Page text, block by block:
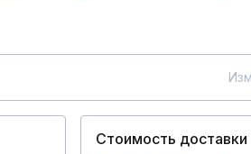
Стоимость доставки